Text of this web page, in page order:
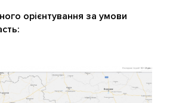
орієнтування за умови